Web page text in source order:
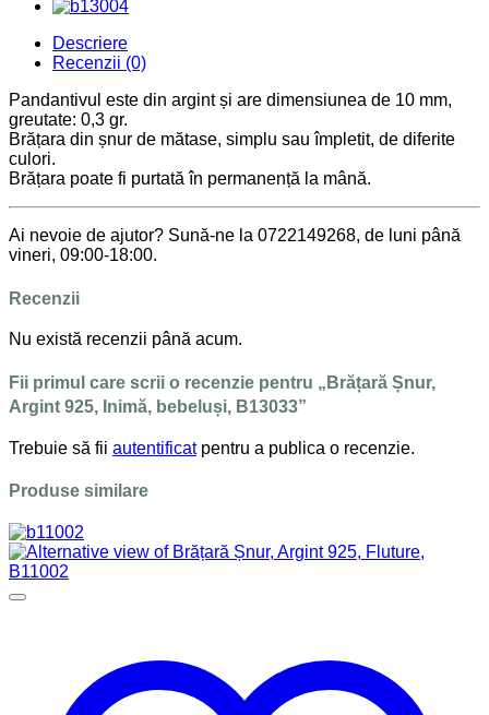
Descriere
Recenzii (0)
Pandantivul este din argint și are dimensiunea de 10 mm,
greutate: 0,3 gr.
Brățara din șnur de mătase, simplu sau împletit, de diferite
culori.
Brățara poate fi purtată în permanență la mână.
Ai nevoie de ajutor? Sună-ne la 0722149268, de luni până
vineri, 09:00-18:00.
Recenzii
Nu există recenzii până acum.
Fii primul care scrii o recenzie pentru „Brățară Șnur,
Argint 925, Inimă, bebeluși, B13033”
Trebuie să fii autentificatpentru a publica o recenzie.
Produse similare